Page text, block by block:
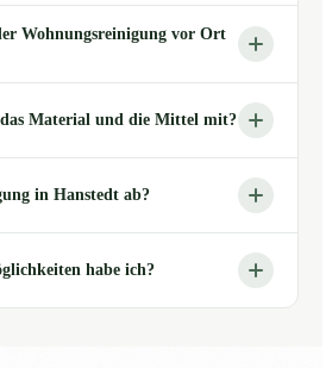
Wohnungsreinigung vor Ort
Material und die Mittel mit?
in Hanstedt ab?
habe ich?